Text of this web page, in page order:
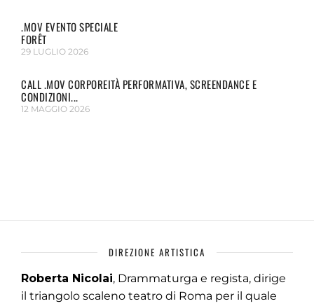
.MOV EVENTO SPECIALE
FORÊT
29 LUGLIO 2026
CALL .MOV CORPOREITÀ PERFORMATIVA, SCREENDANCE E
CONDIZIONI...
12 MAGGIO 2026
DIREZIONE ARTISTICA
Roberta Nicolai, Drammaturga e regista, dirige
il triangolo scaleno teatro di Roma per il quale